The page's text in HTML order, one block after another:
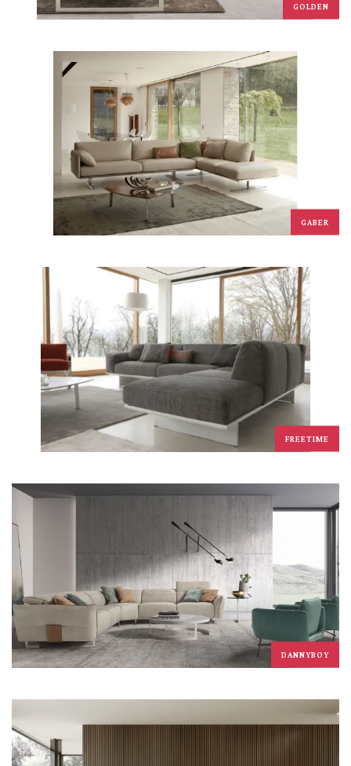
GOLDEN
GABER
FREETIME
DANNYBOY